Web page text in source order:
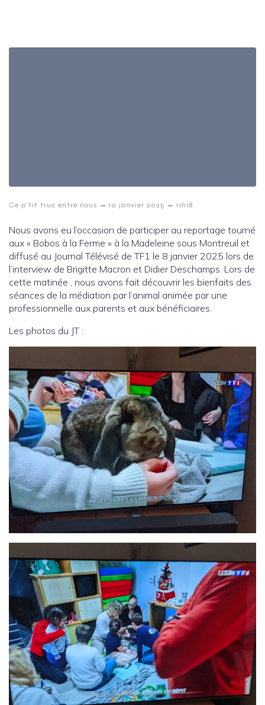
Ce p’tit truc entre nous – 10 janvier 2025 – 11h18
Nous avons eu l’occasion de participer au reportage tourné
aux « Bobos à la Ferme » à la Madeleine sous Montreuil et
diffusé au Journal Télévisé de TF1 le 8 janvier 2025 lors de
l’interview de Brigitte Macron et Didier Deschamps. Lors de
cette matinée , nous avons fait découvrir les bienfaits des
séances de la médiation par l’animal animée par une
professionnelle aux parents et aux bénéficiaires.
Les photos du JT :